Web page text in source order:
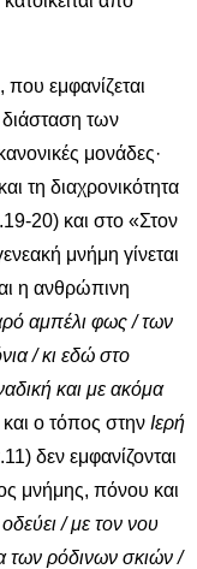
εμφανίζεται
των
μονάδες·
τη διαχρονικότητα
20) και στο «Στον
μνήμη γίνεται
η ανθρώπινη
αμπέλι φως / των
/ κι εδώ στο
και με ακόμα
ο τόπος στην Ιερή
δεν εμφανίζονται
μνήμης, πόνου και
/ με τον νου
των ρόδινων σκιών /